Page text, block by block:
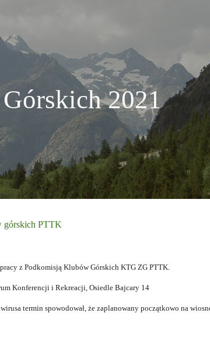
2021
górskich PTTK
z Podkomisją Klubów Górskich KTG ZG PTTK.
Konferencji i Rekreacji, Osiedle Bajcary 14
termin spowodował, że zaplanowany początkowo na